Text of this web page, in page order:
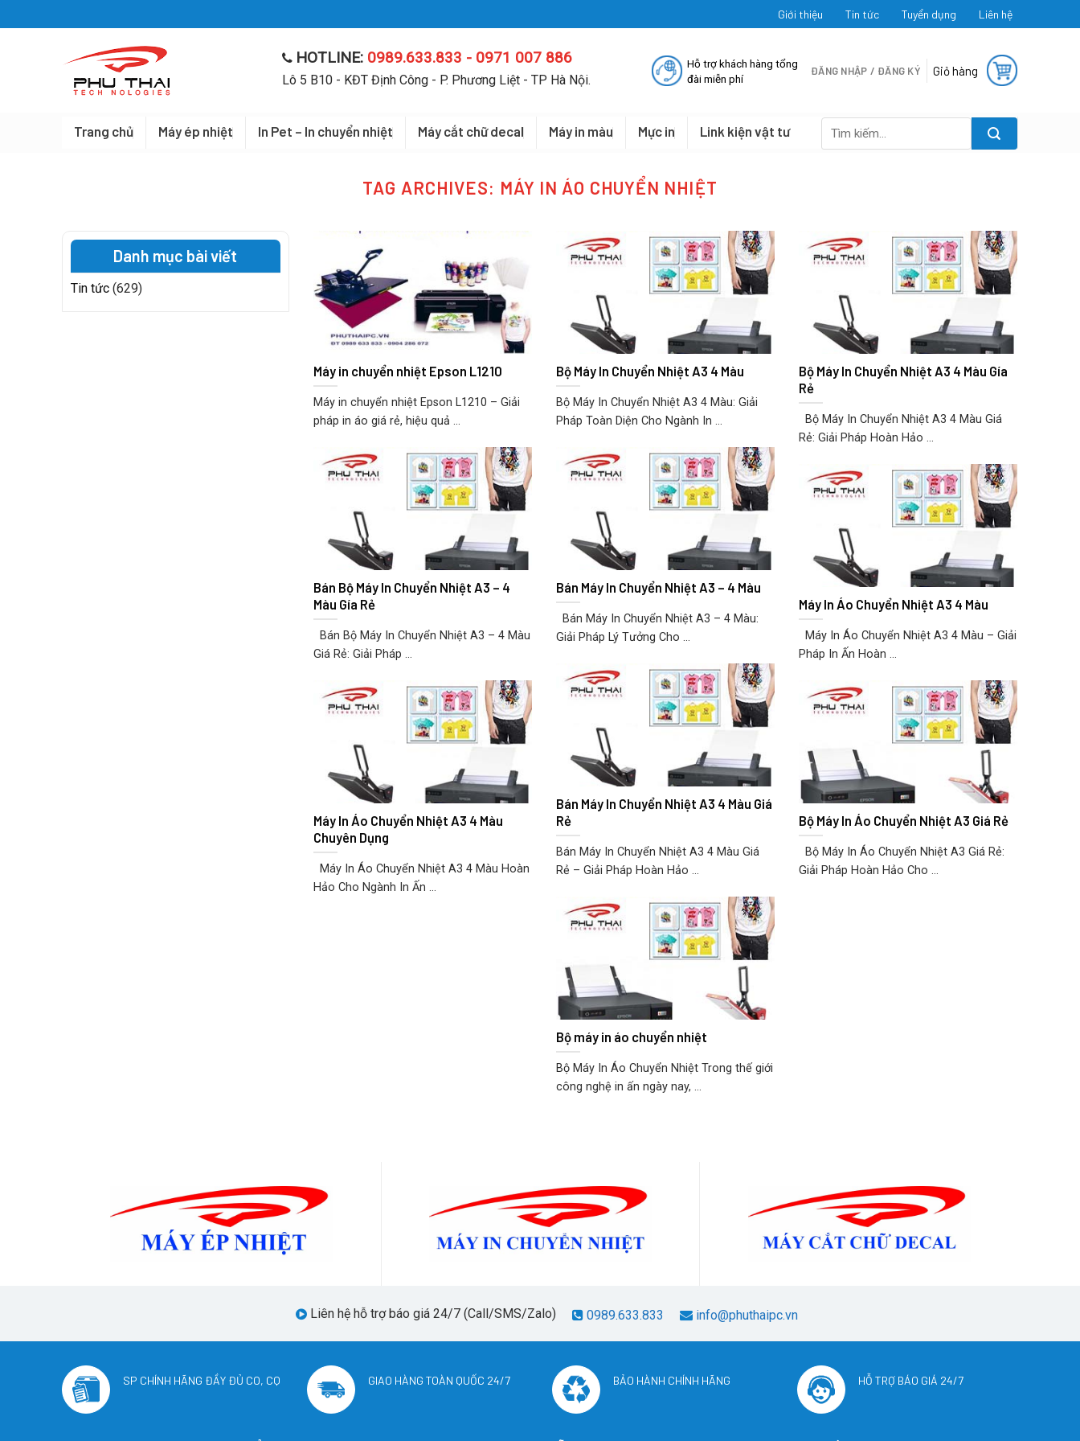
to
Giới thiệu Tin tức Tuyển dụng Liên hệ
HOTLINE: 0989.633.833 - 0971 007 886
Lô 5 B10 - KĐT Định Công - P. Phương Liệt - TP Hà Nội.
Hỗ trợ khách hàng tổng
đài miễn phí
ĐĂNG NHẬP / ĐĂNG KÝ Giỏ hàng
Trang chủ Máy ép nhiệt In Pet – In chuyển nhiệt Máy cắt chữ decal Máy in màu Mực in Link kiện vật tư Tìm
TAG ARCHIVES: MÁY IN ÁO CHUYỂN NHIỆT
Danh mục bài viết
Tin tức (629)
Máy in chuyển nhiệt Epson L1210
Máy in chuyển nhiệt Epson L1210 – Giải
pháp in áo giá rẻ, hiệu quả ...
Bộ Máy In Chuyển Nhiệt A3 4 Màu
Bộ Máy In Chuyển Nhiệt A3 4 Màu: Giải
Pháp Toàn Diện Cho Ngành In ...
Bộ Máy In Chuyển Nhiệt A3 4 Màu Gía
Rẻ
Bộ Máy In Chuyển Nhiệt A3 4 Màu Giá
Rẻ: Giải Pháp Hoàn Hảo ...
Bán Bộ Máy In Chuyển Nhiệt A3 – 4
Màu Gía Rẻ
Bán Bộ Máy In Chuyển Nhiệt A3 – 4 Màu
Giá Rẻ: Giải Pháp ...
Bán Máy In Chuyển Nhiệt A3 – 4 Màu
Bán Máy In Chuyển Nhiệt A3 – 4 Màu:
Giải Pháp Lý Tưởng Cho ...
Máy In Áo Chuyển Nhiệt A3 4 Màu
Máy In Áo Chuyển Nhiệt A3 4 Màu – Giải
Pháp In Ấn Hoàn ...
Bán Máy In Chuyển Nhiệt A3 4 Màu Giá
Rẻ
Bán Máy In Chuyển Nhiệt A3 4 Màu Giá
Rẻ – Giải Pháp Hoàn Hảo ...
Máy In Áo Chuyển Nhiệt A3 4 Màu
Chuyên Dụng
Máy In Áo Chuyển Nhiệt A3 4 Màu Hoàn
Hảo Cho Ngành In Ấn ...
Bộ Máy In Áo Chuyển Nhiệt A3 Giá Rẻ
Bộ Máy In Áo Chuyển Nhiệt A3 Giá Rẻ:
Giải Pháp Hoàn Hảo Cho ...
Bộ máy in áo chuyển nhiệt
Bộ Máy In Áo Chuyển Nhiệt Trong thế giới
công nghệ in ấn ngày nay, ...
Liên hệ hỗ trợ báo giá 24/7 (Call/SMS/Zalo) 0989.633.833 info@phuthaipc.vn
SP CHÍNH HÃNG ĐẦY ĐỦ CO, CQ GIAO HÀNG TOÀN QUỐC 24/7 BẢO HÀNH CHÍNH HÃNG HỖ TRỢ BÁO GIÁ 24/7